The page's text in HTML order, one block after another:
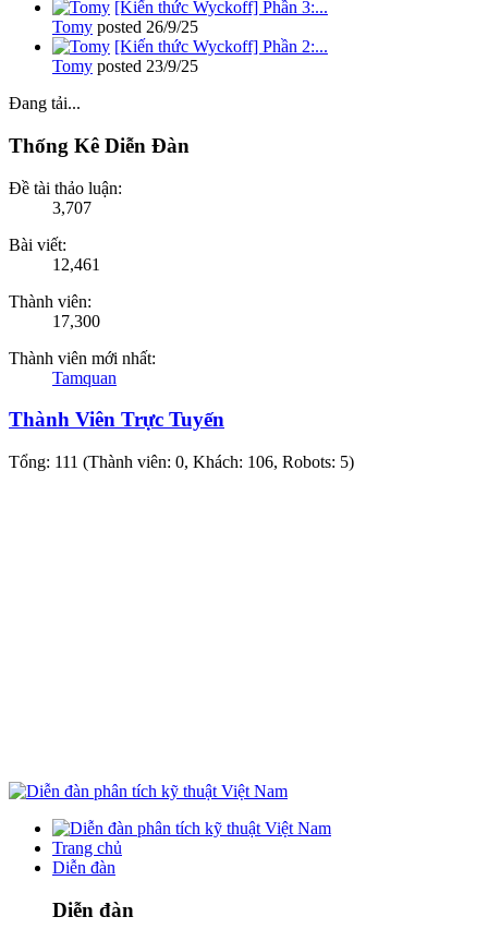
[Kiến thức Wyckoff] Phần 3:...
Tomy posted 26/9/25
[Kiến thức Wyckoff] Phần 2:...
Tomy posted 23/9/25
Đang tải...
Thống Kê Diễn Đàn
Đề tài thảo luận:
3,707
Bài viết:
12,461
Thành viên:
17,300
Thành viên mới nhất:
Tamquan
Thành Viên Trực Tuyến
Tổng: 111 (Thành viên: 0, Khách: 106, Robots: 5)
Trang chủ
Diễn đàn
Diễn đàn